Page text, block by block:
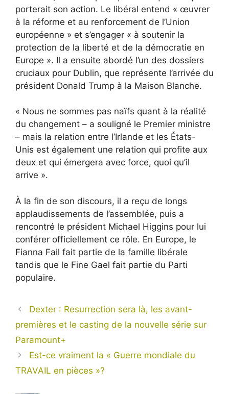
porterait son action. Le libéral entend « œuvrer
à la réforme et au renforcement de l’Union
européenne » et s’engager « à soutenir la
protection de la liberté et de la démocratie en
Europe ». Il a ensuite abordé l’un des dossiers
cruciaux pour Dublin, que représente l’arrivée du
président Donald Trump à la Maison Blanche.
« Nous ne sommes pas naïfs quant à la réalité
du changement – ​​a souligné le Premier ministre
– mais la relation entre l’Irlande et les États-
Unis est également une relation qui profite aux
deux et qui émergera avec force, quoi qu’il
arrive ».
À la fin de son discours, il a reçu de longs
applaudissements de l’assemblée, puis a
rencontré le président Michael Higgins pour lui
conférer officiellement ce rôle. En Europe, le
Fianna Fail fait partie de la famille libérale
tandis que le Fine Gael fait partie du Parti
populaire.
Dexter : Resurrection sera là, les avant-
premières et le casting de la nouvelle série sur
Paramount+
Est-ce vraiment la « Guerre mondiale du
TRAVAIL en pièces »?